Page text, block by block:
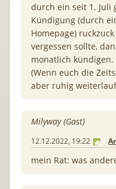
durch ein seit 1. Juli
Kündigung (durch
Homepage)
vergessen sollte,
monatlich kündigen.
(Wenn euch die
aber ruhig
Milyway (Gast)
12.12.2022, 19:22
mein Rat: was